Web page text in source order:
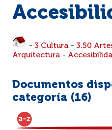
- 3 Cultura - 3.50
Arquitectura -
Documentos
categoría (16)